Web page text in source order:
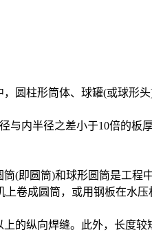
圆柱形筒体、球罐(或球形
内半径之差小于10倍的板
(即圆筒)和球形圆筒是工程
卷成圆筒，或用钢板在水
的纵向焊缝。此外，长度